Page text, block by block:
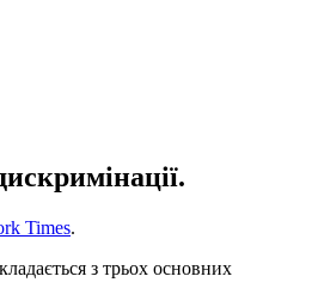
Times.
з трьох основних